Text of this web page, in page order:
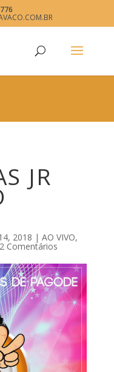
JR
2018 | AO VIVO,
2 Comentários
View